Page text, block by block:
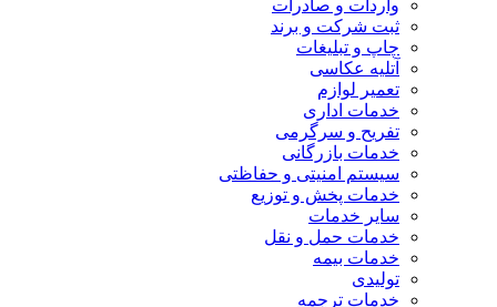
واردات و صادرات
ثبت شرکت و برند
چاپ و تبلیغات
آتلیه عکاسی
تعمیر لوازم
خدمات اداری
تفریح و سرگرمی
خدمات بازرگانی
سیستم امنیتی و حفاظتی
خدمات پخش و توزیع
سایر خدمات
خدمات حمل و نقل
خدمات بیمه
تولیدی
خدمات ترجمه